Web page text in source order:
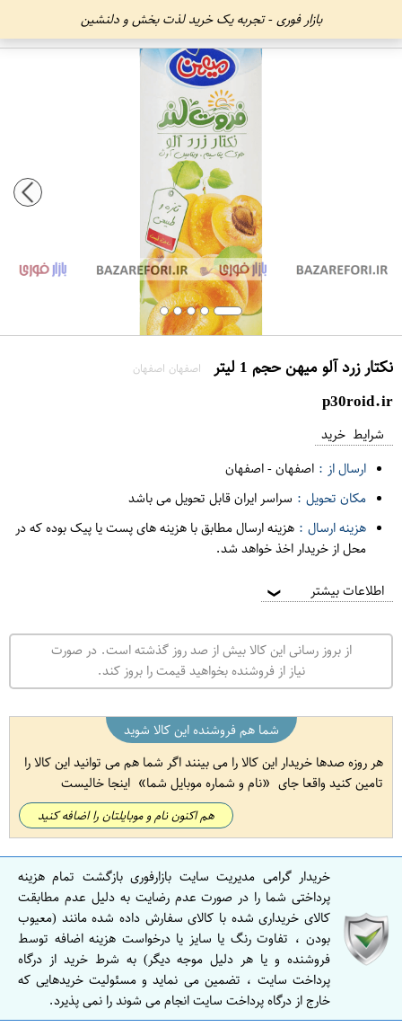
بازار فوری - تجربه یک خرید لذت بخش و دلنشین
نکتار زرد آلو میهن حجم 1 لیتر اصفهان اصفهان
p30roid.ir
شرایط خرید
ارسال از : اصفهان-اصفهان
مکان تحویل : سراسر ایران قابل تحویل می باشد
هزینه ارسال : هزینه ارسال مطابق با هزینه های پست یا پیک بوده که در
محل از خریدار اخذ خواهد شد.
اطلاعات بیشتر ❯
از بروز رسانی این کالا بیش از صد روز گذشته است. در صورت
نیاز از فروشنده بخواهید قیمت را بروز کند.
شما هم فروشنده این کالا شوید
هر روزه صدها خریدار این کالا را می بینند اگر شما هم می توانید این کالا را
تامین کنید واقعا جای
نام و شماره موبایل شما اینجا خالیست
هم اکنون نام و موبایلتان را اضافه کنید
خریدار گرامی مدیریت سایت بازارفوری بازگشت تمام هزینه
پرداختی شما را در صورت عدم رضایت به دلیل عدم مطابقت
کالای خریداری شده با کالای سفارش داده شده مانند (معیوب
بودن ، تفاوت رنگ یا سایز یا درخواست هزینه اضافه توسط
فروشنده و یا هر دلیل موجه دیگر) به شرط خرید از درگاه
پرداخت سایت ، تضمین می نماید و مسئولیت خریدهایی که
خارج از درگاه پرداخت سایت انجام می شوند را نمی پذیرد.